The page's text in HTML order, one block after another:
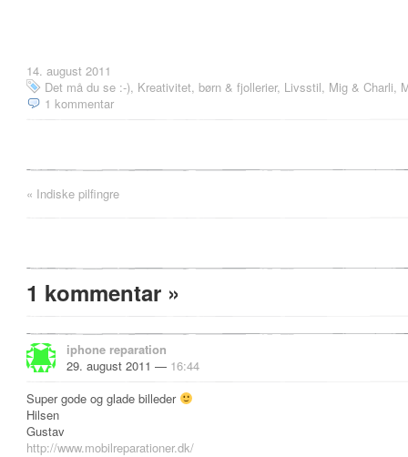
14. august 2011
Det må du se :-), Kreativitet, børn & fjollerier, Livsstil, Mig & Charli,
1 kommentar
« Indiske pilfingre
1 kommentar »
iphone reparation
29. august 2011 — 16:44
Super gode og glade billeder
Hilsen
Gustav
http://www.mobilreparationer.dk/